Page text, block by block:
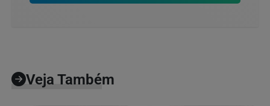
Veja Também